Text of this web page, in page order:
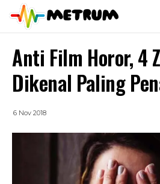
Anti Film Horor, 4
Dikenal Paling
6 Nov 2018